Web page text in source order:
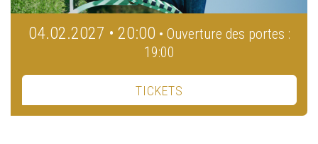
04.02.2027 • 20:00 • Ouverture des portes :
19:00
TICKETS